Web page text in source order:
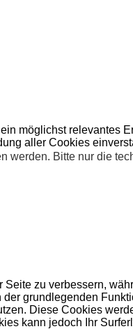
möglichst relevantes
aller Cookies
werden. Bitte nur die
zu verbessern,
grundlegenden
Diese Cookies
kann jedoch Ihr